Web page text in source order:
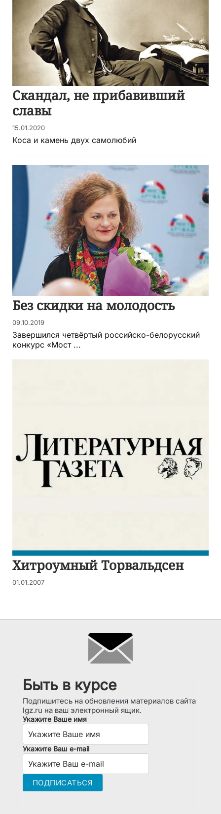
Скандал, не прибавивший
славы
15.01.2020
Коса и камень двух самолюбий
Без скидки на молодость
09.10.2019
Завершился четвёртый российско-белорусский
конкурс «Мост ...
Хитроумный Торвальдсен
01.01.2007
Быть в курсе
Подпишитесь на обновления материалов сайта
lgz.ru на ваш электронный ящик.
Укажите Ваше имя
Укажите Ваш e-mail